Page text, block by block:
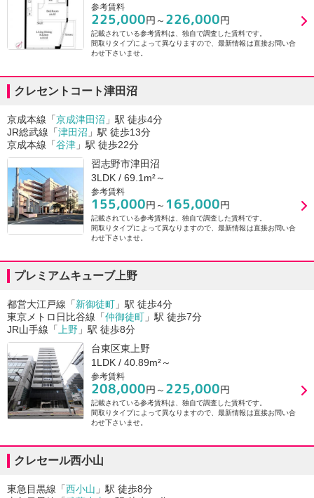
参考賃料
225,000円～ 226,000円
記載されている参考賃料は、独自で調査した賃料です。
間取りタイプによって異なりますので、最新情報は直接お問い合
わせ下さいませ。
クレセントコート津田沼
京成本線「京成津田沼 」駅 徒歩4分
JR総武線「津田沼 」駅 徒歩13分
京成本線「谷津 」駅 徒歩22分
習志野市津田沼
3LDK / 69.1m²～
参考賃料
155,000円～ 165,000円
記載されている参考賃料は、独自で調査した賃料です。
間取りタイプによって異なりますので、最新情報は直接お問い合
わせ下さいませ。
プレミアムキューブ上野
都営大江戸線「新御徒町 」駅 徒歩4分
東京メトロ日比谷線「仲御徒町 」駅 徒歩7分
JR山手線「 上野 」駅 徒歩8分
台東区東上野
1LDK / 40.89m²～
参考賃料
208,000円～ 225,000円
記載されている参考賃料は、独自で調査した賃料です。
間取りタイプによって異なりますので、最新情報は直接お問い合
わせ下さいませ。
クレセール西小山
東急目黒線「西小山 」駅 徒歩8分